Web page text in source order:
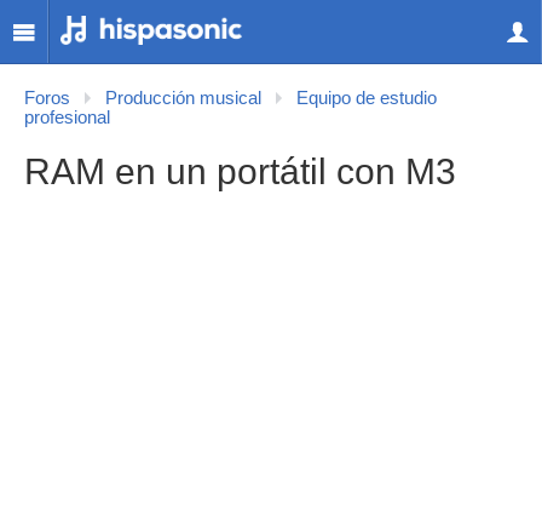
Foros Producción musical
Equipo de estudio
profesional
RAM en un portátil con M3